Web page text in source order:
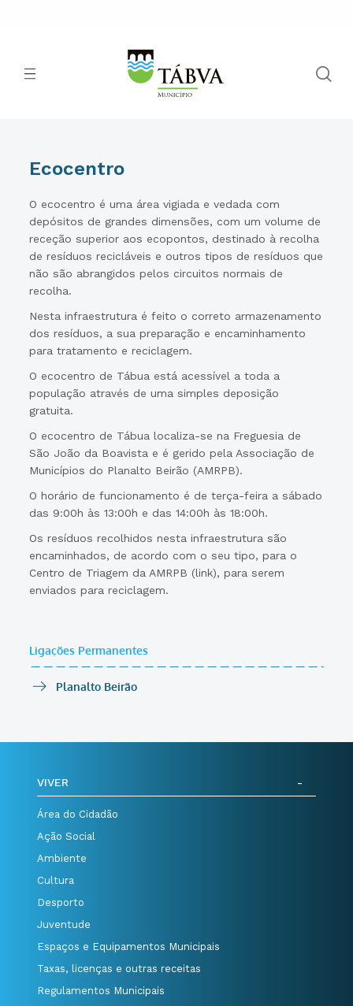
Ecocentro
O ecocentro é uma área vigiada e vedada com
depósitos de grandes dimensões, com um volume de
receção superior aos ecopontos, destinado à recolha
de resíduos recicláveis e outros tipos de resíduos que
não são abrangidos pelos circuitos normais de
recolha.
Nesta infraestrutura é feito o correto armazenamento
dos resíduos, a sua preparação e encaminhamento
para tratamento e reciclagem.
O ecocentro de Tábua está acessível a toda a
população através de uma simples deposição
gratuita.
O ecocentro de Tábua localiza-se na Freguesia de
São João da Boavista e é gerido pela Associação de
Municípios do Planalto Beirão (AMRPB).
O horário de funcionamento é de terça-feira a sábado
das 9:00h às 13:00h e das 14:00h às 18:00h.
Os resíduos recolhidos nesta infraestrutura são
encaminhados, de acordo com o seu tipo, para o
Centro de Triagem da AMRPB (link), para serem
enviados para reciclagem.
Ligações Permanentes
Planalto Beirão
VIVER
Área do Cidadão
Ação Social
Ambiente
Cultura
Desporto
Juventude
Espaços e Equipamentos Municipais
Taxas, licenças e outras receitas
Regulamentos Municipais